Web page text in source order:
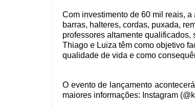
Com investimento de 60 mil reais,
barras, halteres, cordas, puxada,
professores altamente
Thiago e Luiza têm como objetivo
qualidade de vida e como
O evento de lançamento
maiores informações: Instagram